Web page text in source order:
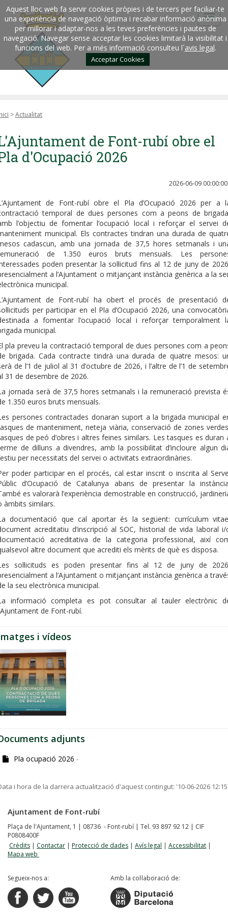
Aquest lloc web fa servir cookies pròpies i de tercers per faciliar-te
una experiència de navegació òptima i recabar informació anònima
per millorar i adaptar-nos a les teves preferències i pautes de
navegació. Navegar sense acceptar les cookies limitarà la visibilitat i
funcions del web. Per a més informació consulteu l´avis legal.
Acceptar Cookies
>Actualitat
de Font-rubí obre el
d'Ocupació 2026
2026-06-09 00:00:00
de Font-rubí obre el Pla d’Ocupació 2026 per a
temporal de dues persones com a peons de
l’objectiu de fomentar l’ocupació local i reforçar el servei
municipal. Els contractes tindran una durada de
cadascun, amb una jornada de 37,5 hores setmanals i
de 1.350 euros bruts mensuals. Les
poden presentar la sol·licitud fins al 12 de juny de
a l’Ajuntament o mitjançant instància genèrica a la
municipal.
de Font-rubí ha obert el procés de presentació
per participar en el Pla d’Ocupació 2026, una
a fomentar l’ocupació local i reforçar temporalment
municipal.
pla preveu la contractació temporal de dues persones com a
brigada. Cada contracte tindrà una durada de quatre mesos:
de l’1 de juliol al 31 d’octubre de 2026, i l’altre de l’1 de
31 de desembre de 2026.
jornada serà de 37,5 hores setmanals i la remuneració prevista
1.350 euros bruts mensuals.
persones contractades donaran suport a la brigada municipal
de manteniment, neteja viària, conservació de zones
de peó d’obres i altres feines similars. Les tasques es duran
de dilluns a divendres, amb la possibilitat d’incloure algun
per necessitats del servei o activitats extraordinàries.
poder participar en el procés, cal estar inscrit o inscrita al
d’Ocupació de Catalunya abans de presentar la
es valorarà l’experiència demostrable en construcció,
àmbits similars.
documentació que cal aportar és la següent: currículum
acreditatiu d’inscripció al SOC, historial de vida laboral i/
acreditativa de la categoria professional, així
altre document que acrediti els mèrits de què es disposa.
sol·licituds es poden presentar fins al 12 de juny de
a l’Ajuntament o mitjançant instància genèrica a
la seu electrònica municipal.
informació completa es pot consultar al tauler electrònic
de Font-rubí.
i vídeos
adjunts
Pla ocupació 2026 -
i hora de la darrera actualització d'aquest contingut: '10-06-2026 12:15
Ajuntament de Font-rubí
Plaça de l'Ajuntament, 1 | 08736 - Font-rubí | Tel. 93 897 92 12 | CIF
P0808400F
Crèdits | Contactar | Protecció de dades | Avís legal | Accessibilitat |
Mapa web
Segueix-nos a: Amb la col·laboració de: